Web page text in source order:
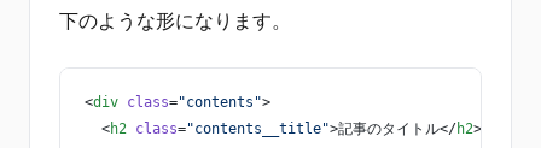
下のような形になります。
<div class="contents">
  <
h2 class="contents__title">記事のタイトル</h2>